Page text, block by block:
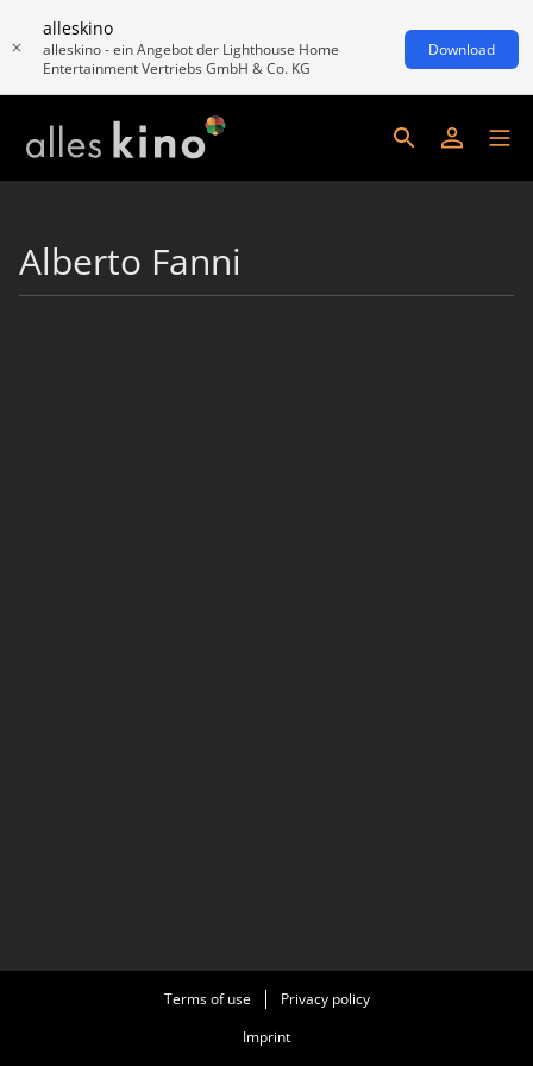
alleskino
alleskino - ein Angebot der Lighthouse Home
Entertainment Vertriebs GmbH & Co. KG
Download
Alberto Fanni
Terms of use
Privacy policy
Imprint